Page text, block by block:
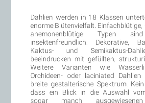
Dahlien werden in 18 Klassen
enorme Blütenvielfalt. Einfachblütige,
anemonenblütige Typen
insektenfreundlich. Dekorative,
Kaktus- und Semikaktus-
beeindrucken mit gefüllten,
Weitere Varianten wie
Orchideen- oder laciniated Dahlien
breite gestalterische Spektrum.
dass ein Blick in die Auswahl
sogar manch